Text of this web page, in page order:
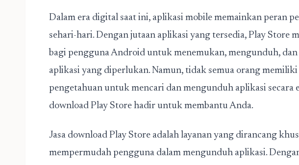
Dalam era digital saat ini, aplikasi mobile memainkan peran
sehari-hari. Dengan jutaan aplikasi yang tersedia, Play Store
bagi pengguna Android untuk menemukan, mengunduh, dan
aplikasi yang diperlukan. Namun, tidak semua orang
pengetahuan untuk mencari dan mengunduh aplikasi secara
download Play Store hadir untuk membantu Anda.
Jasa download Play Store adalah layanan yang dirancang
mempermudah pengguna dalam mengunduh aplikasi.